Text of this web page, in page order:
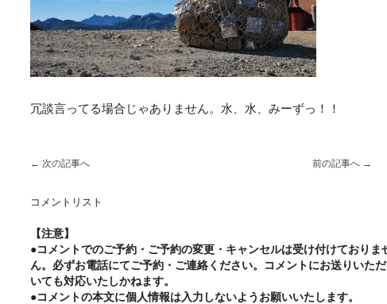
冗談言ってる場合じゃありません。水、水、みーずっ！！
前の記事へ →
← 次の記事へ
コメントリスト
【注意】
●コメントでのご予約・ご予約の変更・キャンセルは受け付けておりま
ん。必ずお電話にてご予約・ご連絡ください。コメントにお送りいただ
いても対応いたしかねます。
●コメントの本文に個人情報は入力しないようお願いいたします。